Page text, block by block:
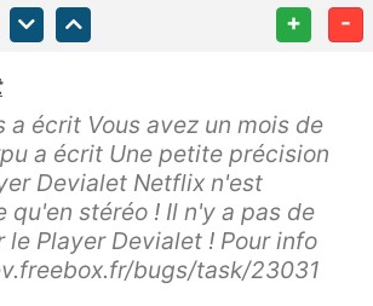
+ -
a écrit Vous avez un mois de
a écrit Une petite précision
Devialet Netflix n'est
qu'en stéréo ! Il n'y a pas de
le Player Devialet ! Pour info
bugs/task/23031